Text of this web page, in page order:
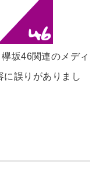
坂46関連のメディ
に誤りがありまし